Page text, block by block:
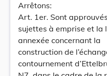
Arrêtons:
Art. 1er. Sont
sujettes à emprise et
annexée concernant la
construction de
contournement